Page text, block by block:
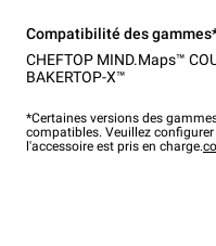
Compatibilité des
CHEFTOP MIND.Maps™
BAKERTOP-X™
*Certaines versions des
compatibles. Veuillez
l'accessoire est pris en charge.